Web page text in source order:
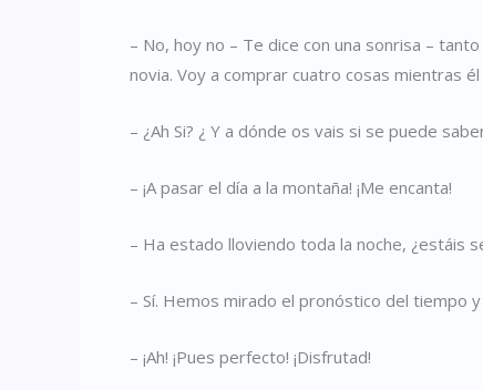
– No, hoy no – Te dice con una sonrisa –
novia. Voy a comprar cuatro cosas mientras
– ¿Ah Si? ¿ Y a dónde os vais si se puede
– ¡A pasar el día a la montaña! ¡Me encanta!
– Ha estado lloviendo toda la noche, ¿estáis
– Sí. Hemos mirado el pronóstico del tiempo
– ¡Ah! ¡Pues perfecto! ¡Disfrutad!